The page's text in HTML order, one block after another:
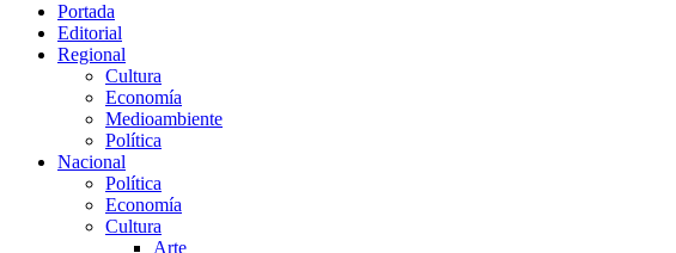
Portada
Editorial
Regional
Cultura
Economía
Medioambiente
Política
Nacional
Política
Economía
Cultura
Arte